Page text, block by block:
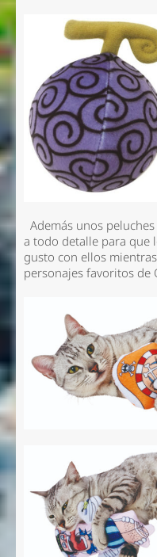
Además unos
a todo detalle para que
gusto con ellos
personajes favoritos de